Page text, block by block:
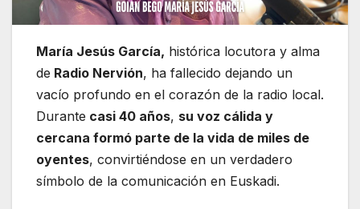
María Jesús García, histórica locutora y alma
de Radio Nervión, ha fallecido dejando un
vacío profundo en el corazón de la radio local.
Durante casi 40 años, su voz cálida y
cercana formó parte de la vida de miles de
oyentes, convirtiéndose en un verdadero
símbolo de la comunicación en Euskadi.